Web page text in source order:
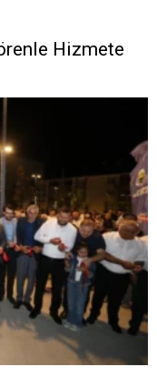
Hizmete